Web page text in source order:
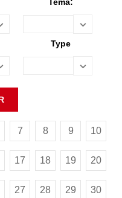
Type
7 8 9 10
17 18 19 20
27 28 29 30